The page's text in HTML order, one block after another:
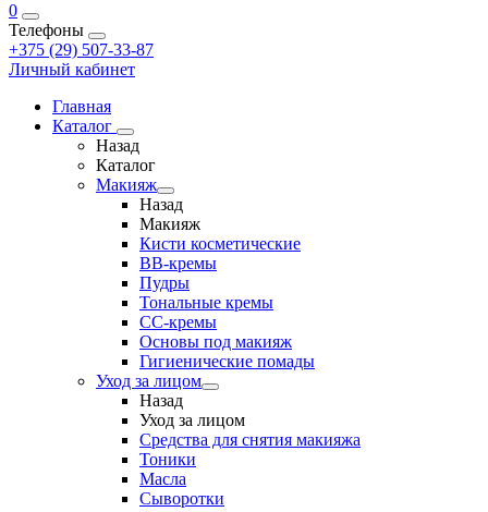
0
Телефоны
+375 (29) 507-33-87
Личный кабинет
Главная
Каталог
Назад
Каталог
Макияж
Назад
Макияж
Кисти косметические
BB-кремы
Пудры
Тональные кремы
CC-кремы
Основы под макияж
Гигиенические помады
Уход за лицом
Назад
Уход за лицом
Средства для снятия макияжа
Тоники
Масла
Сыворотки